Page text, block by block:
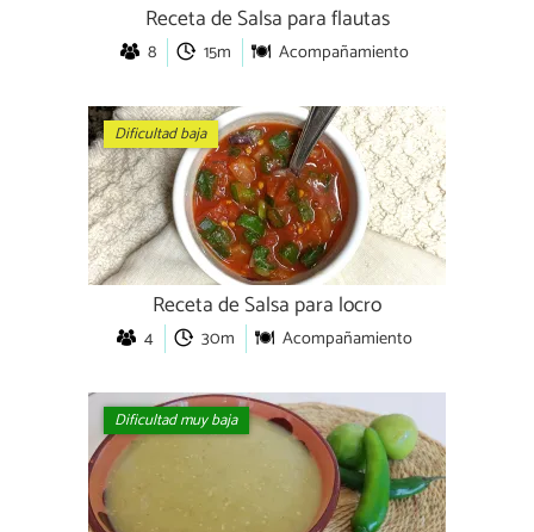
Receta de Salsa para flautas
8 15m Acompañamiento
Dificultad baja
Receta de Salsa para locro
4 30m Acompañamiento
Dificultad muy baja